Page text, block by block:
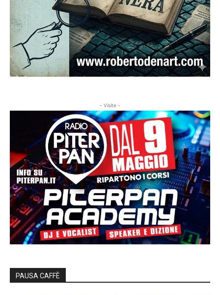
- Visite -
PAUSA CAFFÈ